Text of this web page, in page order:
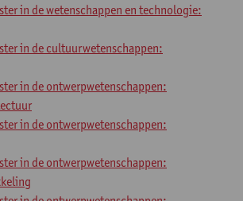
in de wetenschappen en technologie:
in de cultuurwetenschappen:
in de ontwerpwetenschappen:
in de ontwerpwetenschappen:
in de ontwerpwetenschappen: